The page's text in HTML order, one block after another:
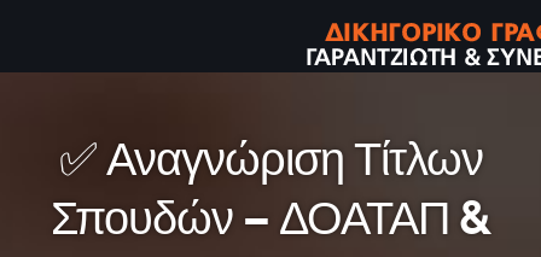
✅ Αναγνώριση Τίτλων
Σπουδών – ΔΟΑΤΑΠ &